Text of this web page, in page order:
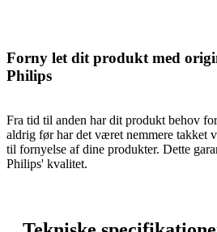
Forny let dit produkt med
Philips
Fra tid til anden har dit produkt behov
aldrig før har det været nemmere takket
til fornyelse af dine produkter. Dette
Philips' kvalitet.